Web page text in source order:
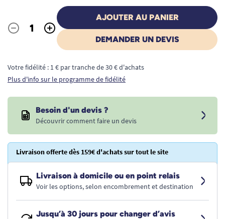
Quantité
- +
AJOUTER AU PANIER
DEMANDER UN DEVIS
Votre fidélité : 1 € par tranche de 30 € d'achats
Plus d'info sur le programme de fidélité
Besoin d'un devis ?
Découvrir comment faire un devis
Livraison offerte dès 159€ d'achats sur tout le site
Livraison à domicile ou en point relais
Voir les options, selon encombrement et destination
Jusqu’à 30 jours pour changer d’avis